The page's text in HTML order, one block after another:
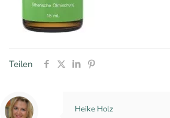
Teilen
Heike Holz